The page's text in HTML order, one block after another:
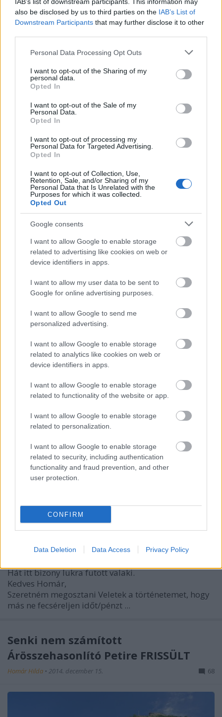
also be disclosed by us to third parties on the IAB’s List of
Downstream Participants that may further disclose it to other
Please note that this website/app uses one or more Google
not limited to your visit or usage behaviour. You may click to
grant or deny consent to Google and its third-party tags to
use your data for below specified purposes in below Google
consent section.
Personal Data Processing Opt Outs
I want to opt-out of the Sharing of my
personal data.
Opted In
I want to opt-out of the Sale of my
Personal Data.
Opted In
I want to opt-out of processing my
Personal Data for Targeted Advertising.
Opted In
I want to opt-out of Collection, Use,
Retention, Sale, and/or Sharing of my
Personal Data that Is Unrelated with the
Purposes for which it was collected.
Opted Out
Google consents
I want to allow Google to enable storage
related to advertising like cookies on web or
device identifiers in apps.
I want to allow my user data to be sent to
Google for online advertising purposes.
I want to allow Google to send me
personalized advertising.
I want to allow Google to enable storage
related to analytics like cookies on web or
device identifiers in apps.
I want to allow Google to enable storage
related to functionality of the website or app.
I want to allow Google to enable storage
related to personalization.
I want to allow Google to enable storage
related to security, including authentication
functionality and fraud prevention, and other
user protection.
CONFIRM
Data Deletion Data Access Privacy Policy
Pedig ugye.
A teljes igazsághoz azért hozzátartozik, hogy m
19%-osra szelidültaz ajánlat, a levél vasárnap
délben jött. (Esküszöm nem ...
Valami nem smakkol a Media Markt
webshopnál FRISSÜLT
Homár Hilda•2014. december 30.
Éjjel két Media Markt webshopos levelet is kaptunk,
amik alapján valószínűleg a technikai
support jelenleg is fejvesztve próbálja kiűzni a ...
576KByte-nál FRISSÜLT
Hát itt bizony lukra futott valaki.
Kedves Homár,
Szeretném megosztani Veletek a történetemet, hogy
más ne fecséreljen időt/pénzt ...
Senki nem számított
Árösszehasonlító Petire FRISSÜLT
Homár Hilda • 2014. december 15. 68